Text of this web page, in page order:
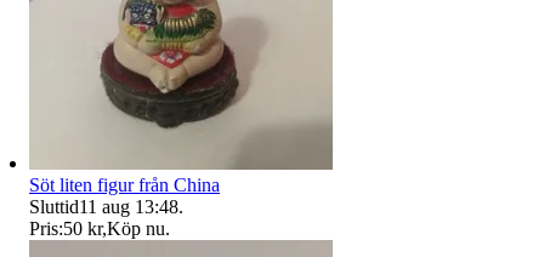
Söt liten figur från China
Sluttid11 aug 13:48.
Pris:50 kr,Köp nu.